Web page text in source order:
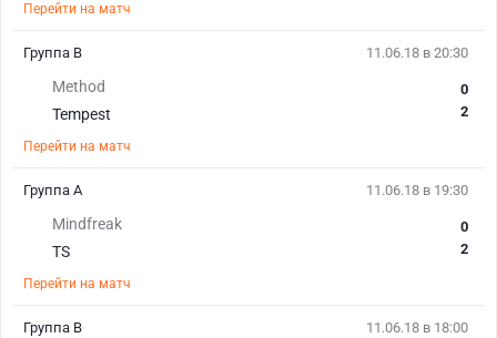
Перейти на матч
11.06.18 в 20:30
Method
Tempest
0
2
Перейти на матч
Группа B
11.06.18 в 19:30
Mindfreak
TS
0
2
Перейти на матч
Группа A
11.06.18 в 18:00
Группа B